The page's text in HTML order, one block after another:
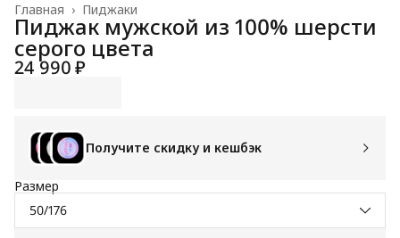
Пиджаки
Главная ›
Пиджак мужской из 100% шерсти
серого цвета
24 990 ₽
Получите скидку и кешбэк
Размер
50/176